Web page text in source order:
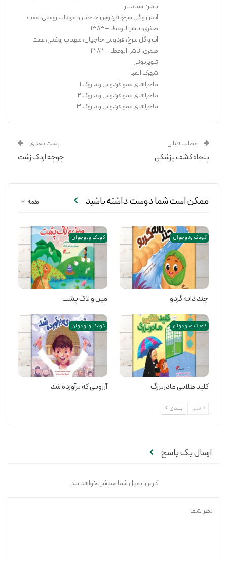
ناشر: استادیار
آتش و گل سرخ، فردوس حاجیان، مهتاب روغنی، عفت
صفری، ناشر: ابوعطا –۱۳۸۳
آب و گل سرخ، فردوس حاجیان، مهتاب روغنی، عفت
صفری، ناشر: ابوعطا –۱۳۸۳
تلویزیونی
شهرک الفبا
ماجراهای عمو فردوس و داروک ۱
ماجراهای عمو فردوس و داروک ۲
ماجراهای عمو فردوس و داروک ۳
مطلب قبلی
پنجاه کشف پزشکی
پست بعدی
جوجه اردک زشت
همه ممکن است شما دوست داشته باشید
کودک و نوجوان
چند دانه گردو
کودک و نوجوان
مین و لاک پشت
کودک و نوجوان
کلید طلایی مادربزرگ
کودک و نوجوان
آرزویی که برآورده شد
قبلی بعدی
ارسال یک پاسخ
آدرس ایمیل شما منتشر نخواهد شد.